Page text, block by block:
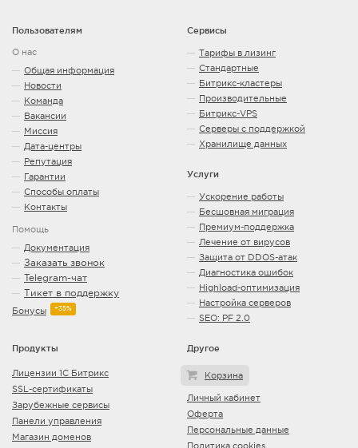
Пользователям
О нас
Общая информация
Новости
Команда
Вакансии
Миссия
Дата-центры
Репутация
Гарантии
Способы оплаты
Контакты
Помощь
Документация
Заказать звонок
Telegram-чат
Тикет в поддержку
Бонусы +35%
Сервисы
Тарифы в лизинг
Стандартные
Битрикс-кластеры
Производительные
Битрикс-VPS
Серверы с поддержкой
Хранилище данных
Услуги
Ускорение работы
Бесшовная миграция
Премиум-поддержка
Лечение от вирусов
Защита от DDOS-атак
Диагностика ошибок
Highload-оптимизация
Настройка серверов
SEO: PF 2.0
Продукты
Лицензии 1С Битрикс
SSL-сертификаты
Зарубежные сервисы
Панели управления
Магазин доменов
Другое
Корзина
Личный кабинет
Оферта
Персональные данные
Политика cookies